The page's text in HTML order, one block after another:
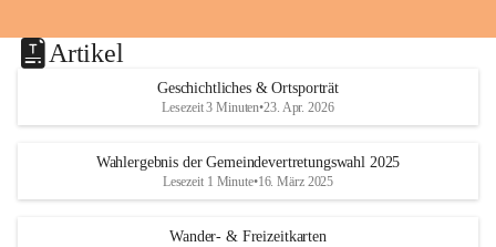
Artikel
Geschichtliches & Ortsporträt
Lesezeit 3 Minuten•23. Apr. 2026
Wahlergebnis der Gemeindevertretungswahl 2025
Lesezeit 1 Minute•16. März 2025
Wander- & Freizeitkarten